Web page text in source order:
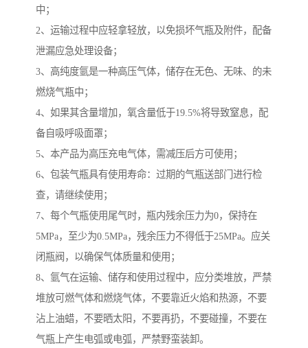
中；
2、运输过程中应轻拿轻放，以免损坏气瓶及附件，配备
泄漏应急处理设备；
3、高纯度氩是一种高压气体，储存在无色、无味、的未
燃烧气瓶中；
4、如果其含量增加，氧含量低于19.5%将导致窒息，配
备自吸呼吸面罩；
5、本产品为高压充电气体，需减压后方可使用；
6、包装气瓶具有使用寿命：过期的气瓶送部门进行检
查，请继续使用；
7、每个气瓶使用尾气时，瓶内残余压力为0，保持在
5MPa，至少为0.5MPa，残余压力不得低于25MPa。应关
闭瓶阀，以确保气体质量和使用；
8、氩气在运输、储存和使用过程中，应分类堆放，严禁
堆放可燃气体和燃烧气体，不要靠近火焰和热源，不要
沾上油蜡，不要晒太阳，不要再扔，不要碰撞，不要在
气瓶上产生电弧或电弧，严禁野蛮装卸。